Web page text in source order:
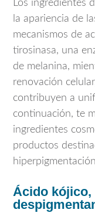
Los ingredientes
la apariencia de
mecanismos de
tirosinasa, una
de melanina,
renovación
contribuyen a
continuación, te
ingredientes
productos
Ácido kójico,